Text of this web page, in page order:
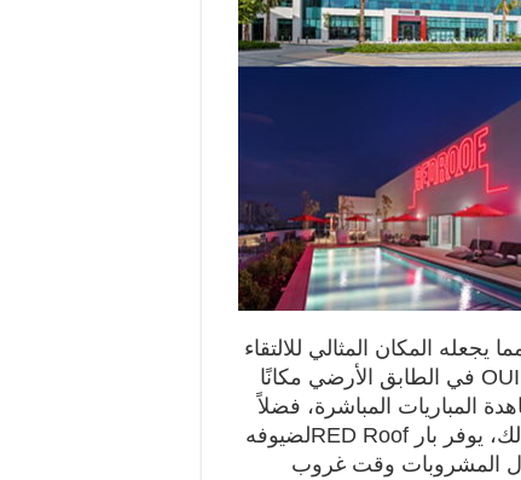
يجعله المكان المثالي للالتقاء
في الطابق الأرضي مكانًا
المباريات المباشرة، فضلاً
يوفر بار RED Roofلضيوفه
المشروبات وقت غروب